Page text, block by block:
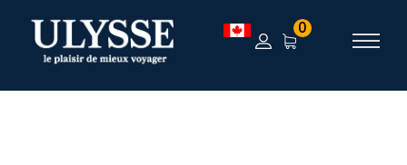
TEST 0